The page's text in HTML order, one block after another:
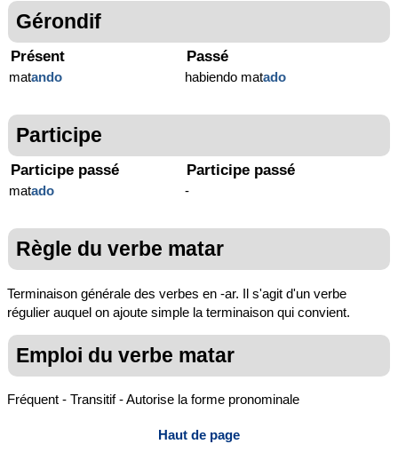
Gérondif
Présent
matando
Passé
habiendo matado
Participe
Participe passé
matado
Participe passé
-
Règle du verbe matar
Terminaison générale des verbes en -ar. Il s'agit d'un verbe
régulier auquel on ajoute simple la terminaison qui convient.
Emploi du verbe matar
Fréquent - Transitif - Autorise la forme pronominale
Haut de page